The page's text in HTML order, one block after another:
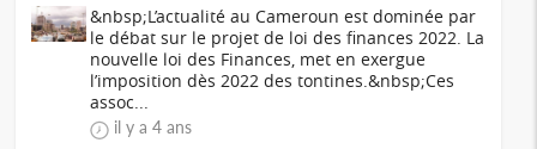
&nbsp;L’actualité au Cameroun est dominée par
le débat sur le projet de loi des finances 2022. La
nouvelle loi des Finances, met en exergue
l’imposition dès 2022 des tontines.&nbsp;Ces
assoc...
il y a 4 ans